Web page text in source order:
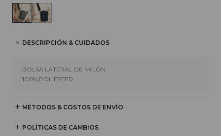
DESCRIPCIÓN & CUIDADOS
BOLSA LATERAL DE NYLON
100% POLIÉSTER
MÉTODOS & COSTOS DE ENVÍO
POLÍTICAS DE CAMBIOS